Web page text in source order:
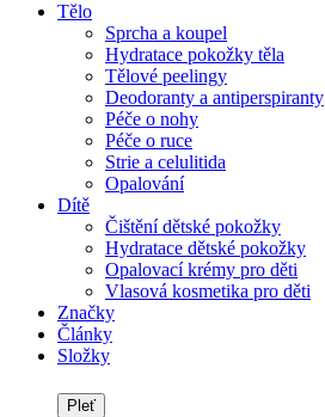
Tělo
Sprcha a koupel
Hydratace pokožky těla
Tělové peelingy
Deodoranty a antiperspiranty
Péče o nohy
Péče o ruce
Strie a celulitida
Opalování
Dítě
Čištění dětské pokožky
Hydratace dětské pokožky
Opalovací krémy pro děti
Vlasová kosmetika pro děti
Značky
Články
Složky
Pleť